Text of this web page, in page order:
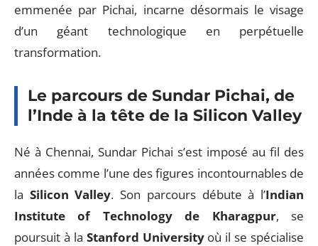
emmenée par Pichai, incarne désormais le visage
d’un géant technologique en perpétuelle
transformation.
Le parcours de Sundar Pichai, de
l’Inde à la tête de la Silicon Valley
Né à Chennai, Sundar Pichai s’est imposé au fil des
années comme l’une des figures incontournables de
la Silicon Valley. Son parcours débute à l’Indian
Institute of Technology de Kharagpur, se
poursuit à la Stanford Universityoù il se spécialise